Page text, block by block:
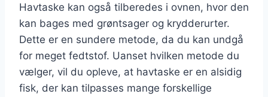
Havtaske kan også tilberedes i ovnen, hvor den
kan bages med grøntsager og krydderurter.
Dette er en sundere metode, da du kan undgå
for meget fedtstof. Uanset hvilken metode du
vælger, vil du opleve, at havtaske er en alsidig
fisk, der kan tilpasses mange forskellige